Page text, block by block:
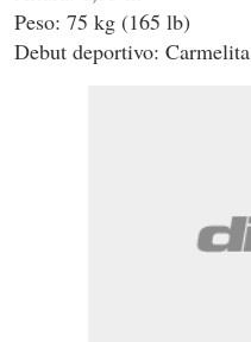
Peso: 75 kg (165 lb)
Debut deportivo: Carmelita